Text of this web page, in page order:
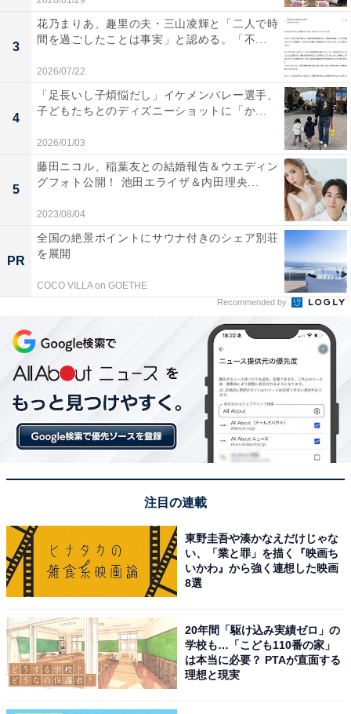
3
花乃まりあ、趣里の夫・三山凌輝と「二人で時
間を過ごしたことは事実」と認める。「不...
2026/07/22
4
「足長いし子煩悩だし」イケメンバレー選手、
子どもたちとのディズニーショットに「か...
2026/01/03
5
藤田ニコル、稲葉友との結婚報告＆ウエディン
グフォト公開！ 池田エライザ＆内田理央...
2023/08/04
PR
全国の絶景ポイントにサウナ付きのシェア別荘
を展開
COCO VILLA on GOETHE
Recommended by
注目の連載
東野圭吾や湊かなえだけじゃな
い、「業と罪」を描く『映画ち
いかわ』から強く連想した映画
8選
20年間「駆け込み実績ゼロ」の
学校も…「こども110番の家」
は本当に必要？ PTAが直面する
理想と現実